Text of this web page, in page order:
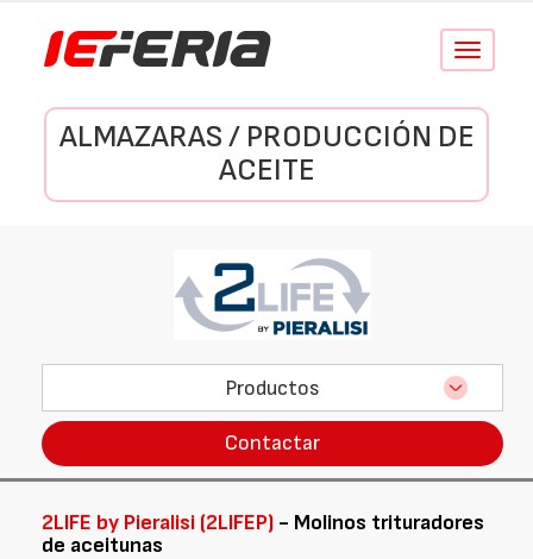
Conmutar
ALMAZARAS / PRODUCCIÓN DE
ACEITE
Productos
Contactar
2LIFE by Pieralisi (2LIFEP) - Molinos trituradores
de aceitunas